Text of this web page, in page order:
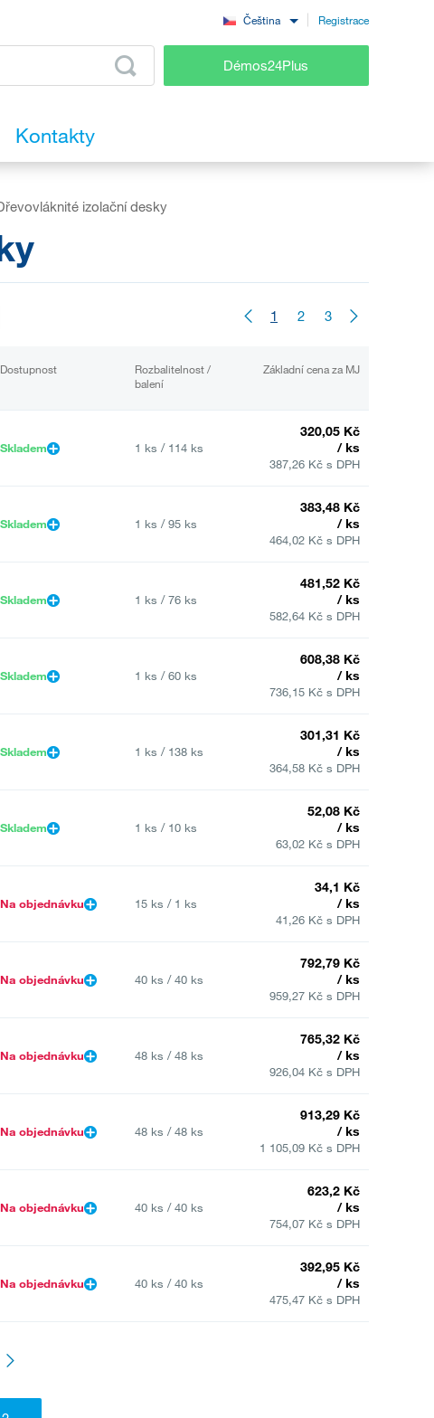
Čeština Registrace
Démos24Plus
Kontakty
izolační desky
1 2 3
Dostupnost
Rozbalitelnost /
balení
Základní cena za MJ
Skladem 1 ks / 114 ks
320,05 Kč
/ ks
387,26 Kč s DPH
Skladem 1 ks / 95 ks
383,48 Kč
/ ks
464,02 Kč s DPH
Skladem 1 ks / 76 ks
481,52 Kč
/ ks
582,64 Kč s DPH
Skladem 1 ks / 60 ks
608,38 Kč
/ ks
736,15 Kč s DPH
Skladem 1 ks / 138 ks
301,31 Kč
/ ks
364,58 Kč s DPH
Skladem 1 ks / 10 ks
52,08 Kč
/ ks
63,02 Kč s DPH
Na objednávku 15 ks / 1 ks
34,1 Kč
/ ks
41,26 Kč s DPH
Na objednávku 40 ks / 40 ks
792,79 Kč
/ ks
959,27 Kč s DPH
Na objednávku 48 ks / 48 ks
765,32 Kč
/ ks
926,04 Kč s DPH
Na objednávku 48 ks / 48 ks
913,29 Kč
/ ks
1 105,09 Kč s DPH
Na objednávku 40 ks / 40 ks
623,2 Kč
/ ks
754,07 Kč s DPH
Na objednávku 40 ks / 40 ks
392,95 Kč
/ ks
475,47 Kč s DPH